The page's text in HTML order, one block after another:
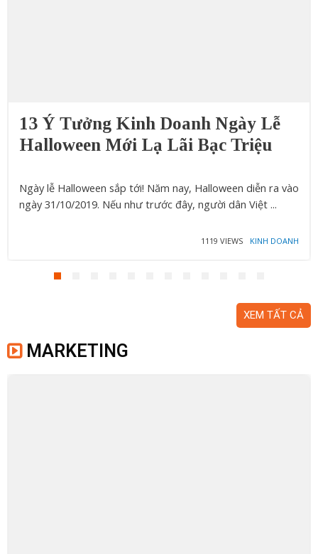
13 Ý Tưởng Kinh Doanh Ngày Lễ
Halloween Mới Lạ Lãi Bạc Triệu
Ngày lễ Halloween sắp tới! Năm nay, Halloween diễn ra vào
ngày 31/10/2019. Nếu như trước đây, người dân Việt ...
1119 VIEWS KINH DOANH
XEM TẤT CẢ
MARKETING